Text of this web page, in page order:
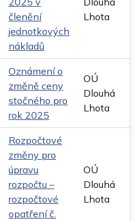
členění
jednotkových
nákladů
Lhota
Oznámení o
změně ceny
stočného pro
rok 2025
OÚ
Dlouhá
Lhota
Rozpočtové
změny pro
úpravu
rozpočtu –
rozpočtové
opatření č.
OÚ
Dlouhá
Lhota